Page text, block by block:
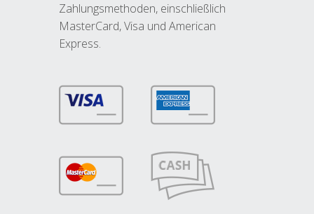
Zahlungsmethoden, einschließlich
MasterCard, Visa und American
Express.